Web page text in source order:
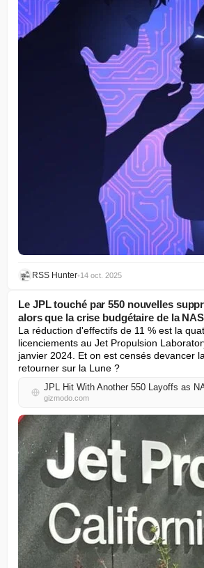
RSS Hunter•14 oct. 2025
Le JPL touché par 550 nouvelles
alors que la crise budgétaire de la
La réduction d'effectifs de 11 % est la
licenciements au Jet Propulsion
janvier 2024. Et on est censés devancer
retourner sur la Lune ?
gizmodo.com